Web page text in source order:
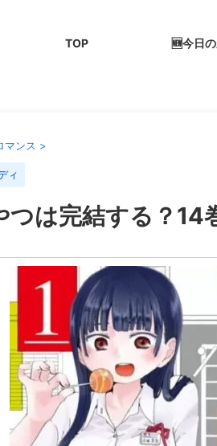
TOP 🆕今日
マンス >
ィ
は完結する？14